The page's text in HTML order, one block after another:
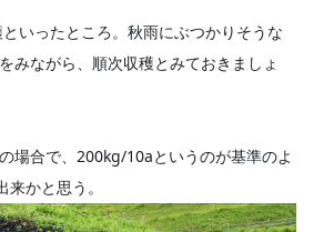
いったところ。秋雨にぶつかりそうな
みながら、順次収穫とみておきましょ
場合で、200kg/10aというのが基準のよ
かと思う。